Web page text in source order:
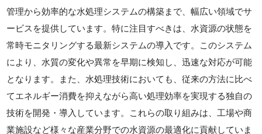
管理から効率的な水処理システムの構築まで、幅広い領域でサ
ービスを提供しています。特に注目すべきは、水資源の状態を
常時モニタリングする最新システムの導入です。このシステム
により、水質の変化や異常を早期に検知し、迅速な対応が可能
となります。また、水処理技術においても、従来の方法に比べ
てエネルギー消費を抑えながら高い処理効率を実現する独自の
技術を開発・導入しています。これらの取り組みは、工場や商
業施設など様々な産業分野での水資源の最適化に貢献していま